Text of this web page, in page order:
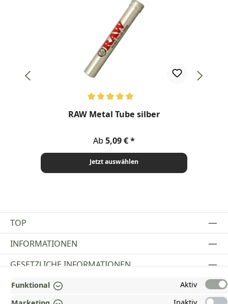
RAW Metal Tube silber
Regulärer Preis:
Ab 5,09 €
Jetzt auswählen
TOP
INFORMATIONEN
GESETZLICHE INFORMATIONEN
ZAHLUNGS- UND VERSANDARTEN
Funktional
Aktiv